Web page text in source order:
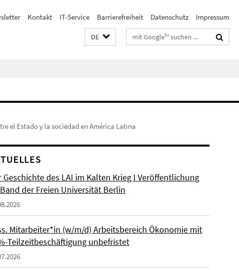
Kontakt IT-Service Barrierefreiheit Datenschutz Impressum
DE Suchbegriffe
el Estado y la sociedad en América Latina
Geschichte des LAI im Kalten Krieg I Veröffentlichung
der Freien Universität Berlin
Mitarbeiter*in (w/m/d) Arbeitsbereich Ökonomie mit
Teilzeitbeschäftigung unbefristet